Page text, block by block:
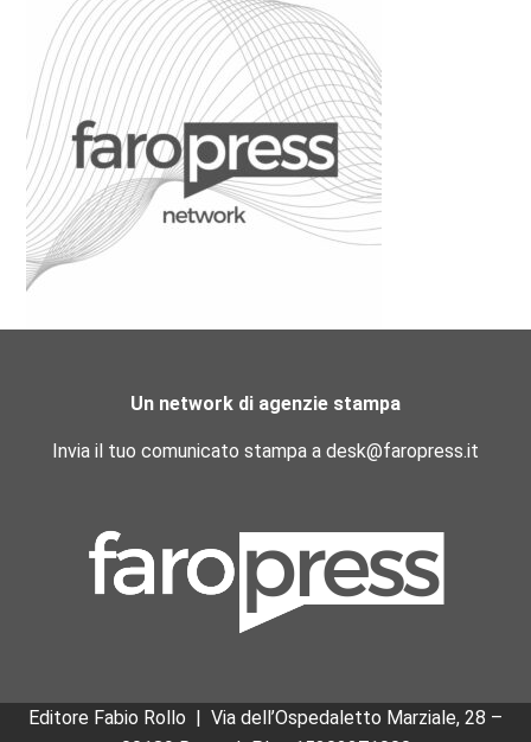
Un network di agenzie stampa
Invia il tuo comunicato stampa a desk@faropress.it
Editore Fabio Rollo | Via dell’Ospedaletto Marziale, 28 –